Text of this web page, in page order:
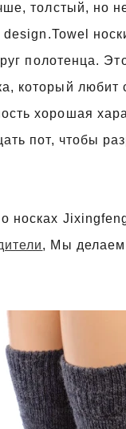
толстый, но
полотенца.
который любит
хорошая
пот, чтобы
носках
, Мы делаем